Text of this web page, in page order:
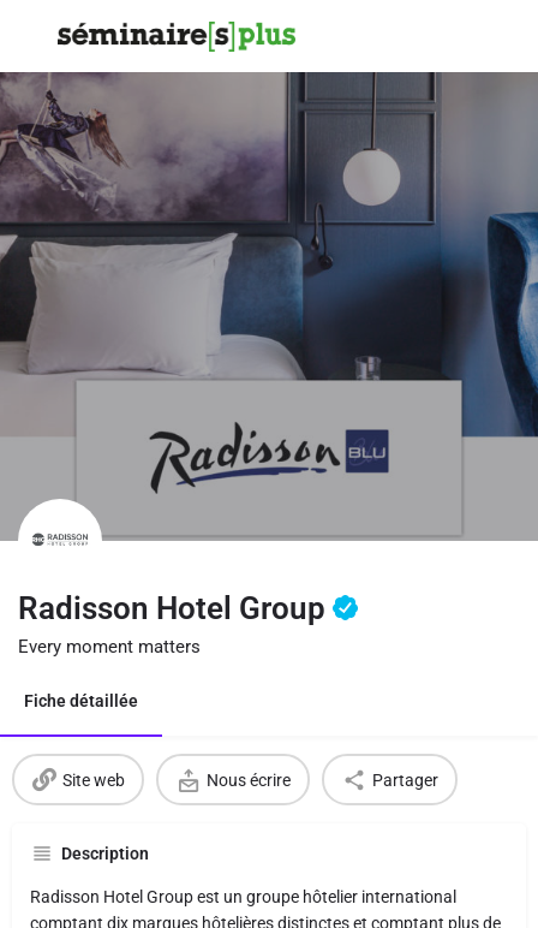
Radisson Hotel Group
Every moment matters
Fiche détaillée
Site web Nous écrire Partager
Description
Radisson Hotel Group est un groupe hôtelier international
comptant dix marques hôtelières distinctes et comptant plus de